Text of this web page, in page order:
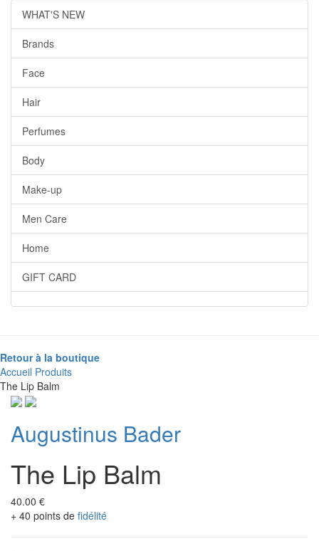
WHAT'S NEW
Brands
Face
Hair
Perfumes
Body
Make-up
Men Care
Home
GIFT CARD
Retour à la boutique
Accueil Produits
The Lip Balm
Augustinus Bader
The Lip Balm
40.00 €
+ 40 points de fidélité